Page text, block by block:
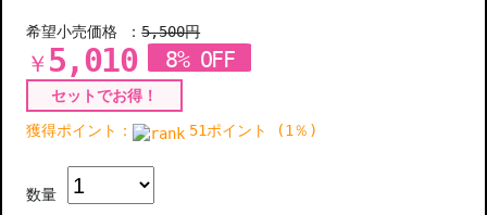
希望小売価格 ：5,500円
￥ 5,010 8% OFF
セットでお得！
獲得ポイント：
51ポイント (1％)
数量